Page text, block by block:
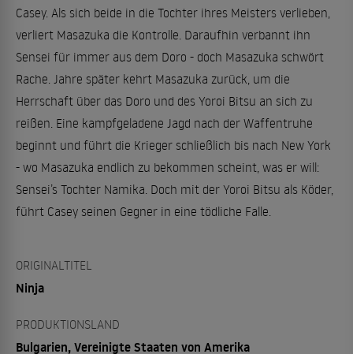
Casey. Als sich beide in die Tochter ihres Meisters verlieben,
verliert Masazuka die Kontrolle. Daraufhin verbannt ihn
Sensei für immer aus dem Doro - doch Masazuka schwört
Rache. Jahre später kehrt Masazuka zurück, um die
Herrschaft über das Doro und des Yoroi Bitsu an sich zu
reißen. Eine kampfgeladene Jagd nach der Waffentruhe
beginnt und führt die Krieger schließlich bis nach New York
- wo Masazuka endlich zu bekommen scheint, was er will:
Sensei’s Tochter Namika. Doch mit der Yoroi Bitsu als Köder,
führt Casey seinen Gegner in eine tödliche Falle.
ORIGINALTITEL
Ninja
PRODUKTIONSLAND
Bulgarien, Vereinigte Staaten von Amerika